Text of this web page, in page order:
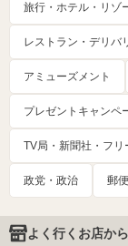
旅行・ホテル・リゾ
レストラン・デリバ
アミューズメント
プレゼントキャンペ
TV局・新聞社・フ
政党・政治 郵
よく行くお店か